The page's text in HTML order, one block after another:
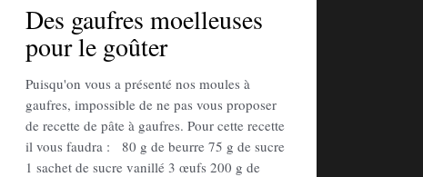
Des gaufres moelleuses
pour le goûter
Puisqu'on vous a présenté nos moules à
gaufres, impossible de ne pas vous proposer
de recette de pâte à gaufres. Pour cette recette
il vous faudra : 80 g de beurre 75 g de sucre
1 sachet de sucre vanillé 3 œufs 200 g de